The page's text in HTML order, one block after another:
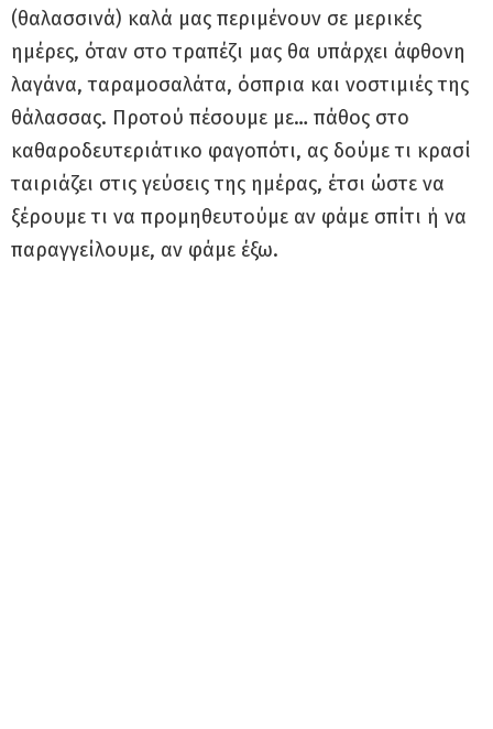
(θαλασσινά) καλά μας περιμένουν σε μερικές
ημέρες, όταν στο τραπέζι μας θα υπάρχει άφθονη
λαγάνα, ταραμοσαλάτα, όσπρια και νοστιμιές της
θάλασσας. Προτού πέσουμε με… πάθος στο
καθαροδευτεριάτικο φαγοπότι, ας δούμε τι κρασί
ταιριάζει στις γεύσεις της ημέρας, έτσι ώστε να
ξέρουμε τι να προμηθευτούμε αν φάμε σπίτι ή να
παραγγείλουμε, αν φάμε έξω.